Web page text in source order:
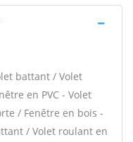
battant / Volet
en PVC - Volet
/ Fenêtre en bois -
/ Volet roulant en